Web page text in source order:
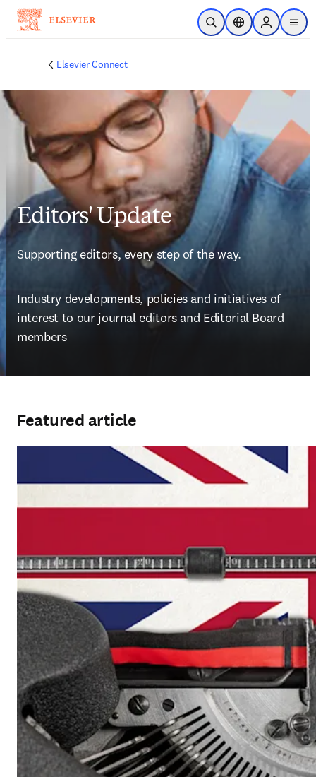
メインのコンテンツにスキップ
検索を開くロケーションセレ
Sign in to
menu
Elsevier Connect
Editors' Update
Supporting editors, every step of the way.
Industry developments, policies and initiatives of
interest to our journal editors and Editorial Board
members
Featured article